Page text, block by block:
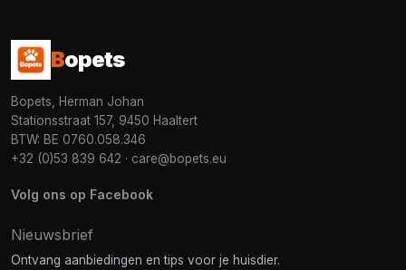
Bopets
Bopets, Herman Johan
Stationsstraat 157, 9450 Haaltert
BTW: BE 0760.058.346
+32 (0)53 839 642 · care@bopets.eu
Volg ons op Facebook
Nieuwsbrief
Ontvang aanbiedingen en tips voor je huisdier.